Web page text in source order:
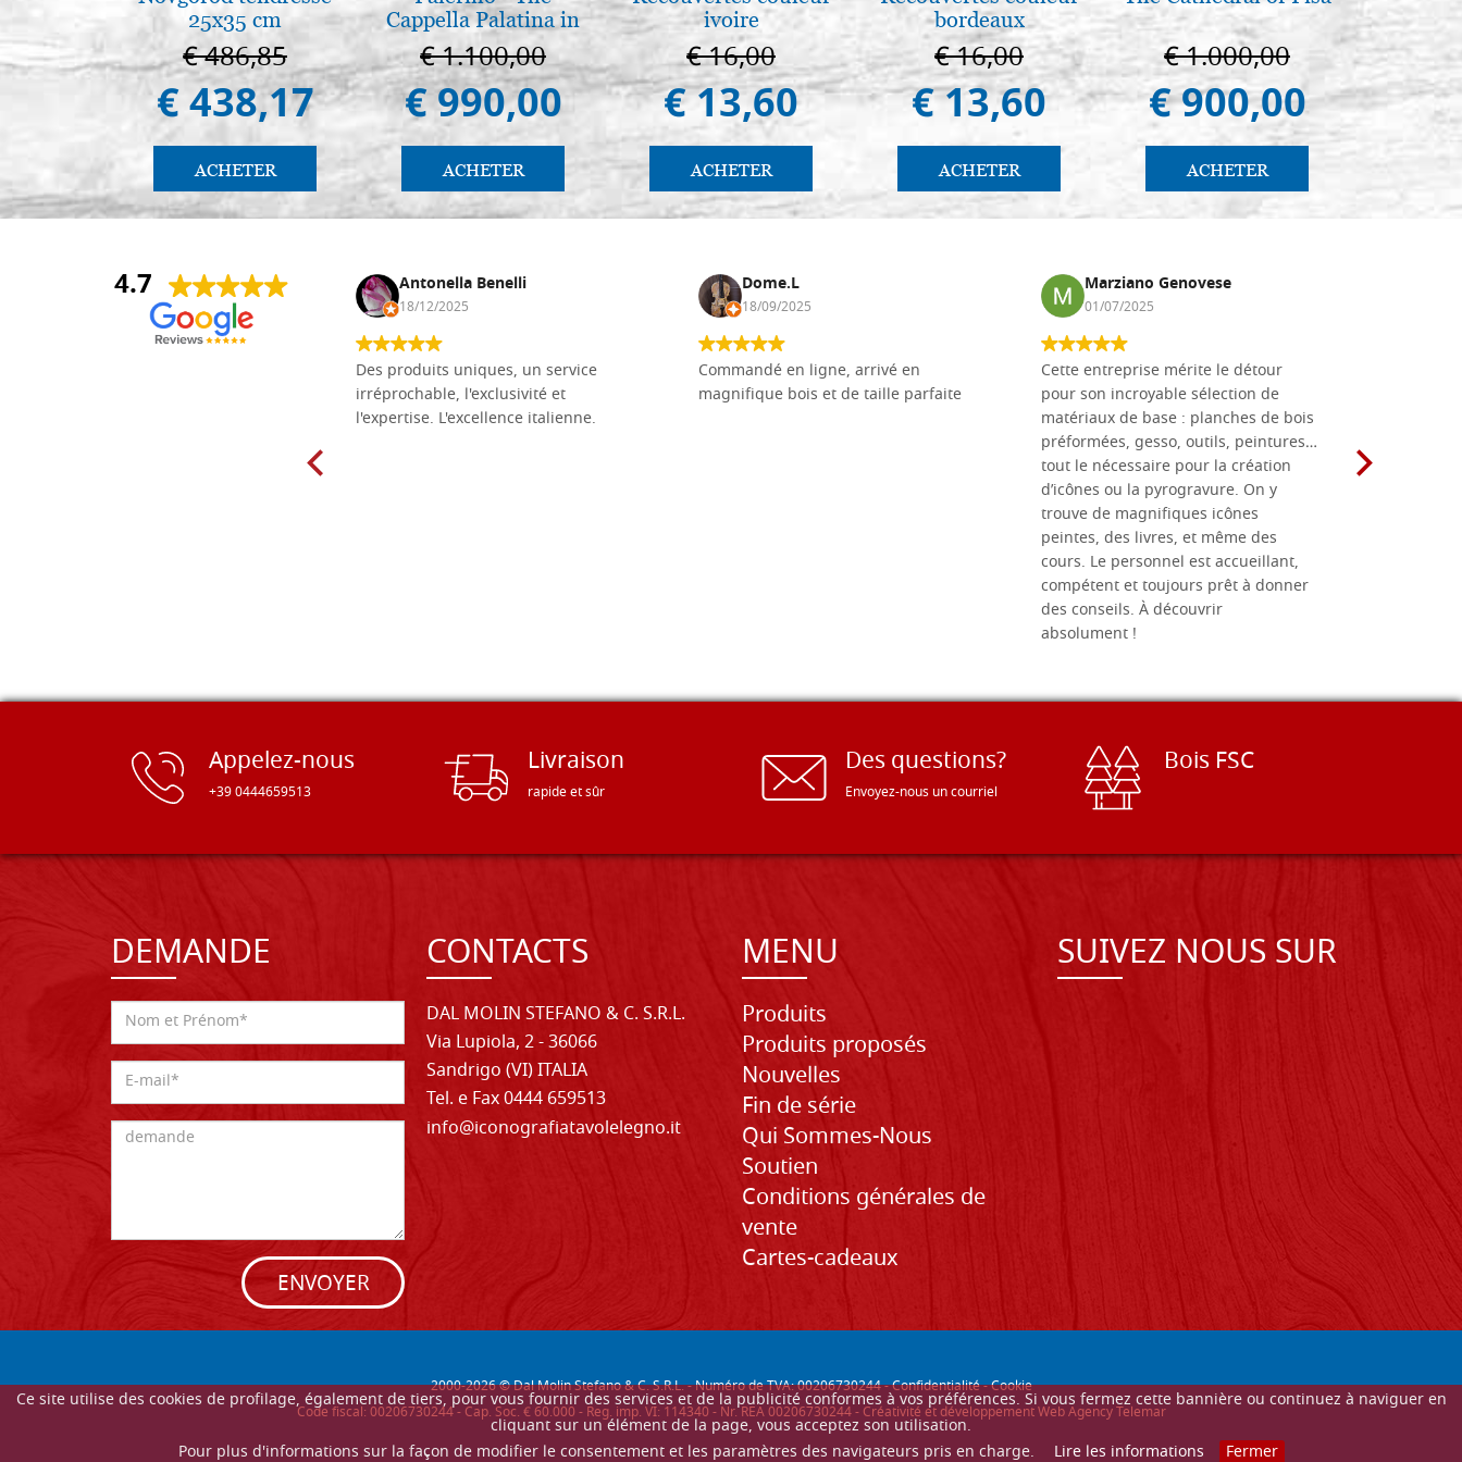
Ce site utilise des cookies de profilage, également de tiers, pour vous fournir des services et de la publicité conformes à vos préférences. Si vous fermez cette bannière ou continuez à naviguer en
cliquant sur un élément de la page, vous acceptez son utilisation.
Pour plus d'informations sur la façon de modifier le consentement et les paramètres des navigateurs pris en charge.
Lire les informations Fermer
€ 18,30 ACHETER
25x35 cm
€ 486,85
€ 438,17
ACHETER
Cappella Palatina in
Palermo
€ 1.100,00
€ 990,00
ACHETER
ivoire
€ 16,00
€ 13,60
ACHETER
bordeaux
€ 16,00
€ 13,60
ACHETER
€ 1.000,00
€ 900,00
ACHETER
€
€
4.7
Daniel Vandewalle Antonella Benelli
18/12/2025
Des produits uniques, un service
irréprochable, l'exclusivité et
l'expertise. L'excellence italienne.
Dome.L
18/09/2025
Commandé en ligne, arrivé en
magnifique bois et de taille parfaite
Marziano Genovese
01/07/2025
Cette entreprise mérite le détour
pour son incroyable sélection de
matériaux de base : planches de bois
préformées, gesso, outils, peintures…
tout le nécessaire pour la création
d’icônes ou la pyrogravure. On y
trouve de magnifiques icônes
peintes, des livres, et même des
cours. Le personnel est accueillant,
compétent et toujours prêt à donner
des conseils. À découvrir
absolument !
Appelez-nous
+39 0444659513
Livraison
rapide et sûr
Des questions?
Envoyez-nous un courriel
Bois FSC
DEMANDE
ENVOYER
CONTACTS
DAL MOLIN STEFANO & C. S.R.L.
Via Lupiola, 2 - 36066
Sandrigo (VI) ITALIA
Tel. e Fax 0444 659513
info@iconografiatavolelegno.it
MENU
Produits
Produits proposés
Nouvelles
Fin de série
Qui Sommes-Nous
Soutien
Conditions générales de
vente
Cartes-cadeaux
SUIVEZ NOUS SUR
2000-2026© Dal Molin Stefano & C. S.R.L. - Numéro de TVA: 00206730244 -Confidentialité-Cookie
Code fiscal: 00206730244 - Cap. Soc. € 60.000 - Reg. imp. VI: 114340 - Nr. REA 00206730244 - Créativité et développement Web Agency Telemar